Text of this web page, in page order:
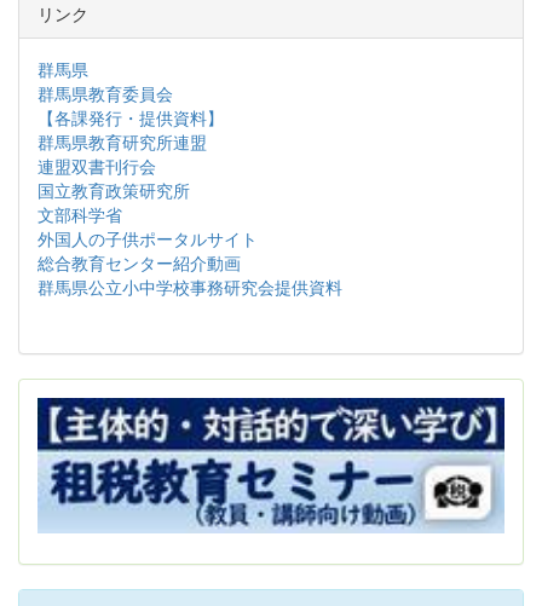
リンク
群馬県
群馬県教育委員会
【各課発行・提供資料】
群馬県教育研究所連盟
連盟双書刊行会
国立教育政策研究所
文部科学省
外国人の子供ポータルサイト
総合教育センター紹介動画
群馬県公立小中学校事務研究会提供資料